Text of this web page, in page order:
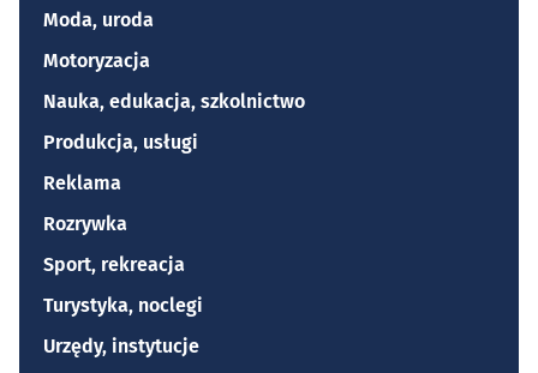
Moda, uroda
Motoryzacja
Nauka, edukacja, szkolnictwo
Produkcja, usługi
Reklama
Rozrywka
Sport, rekreacja
Turystyka, noclegi
Urzędy, instytucje